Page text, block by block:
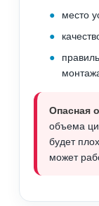
место
Опасная
объема
будет
может